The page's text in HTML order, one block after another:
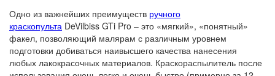
Одно из важнейших преимуществ ручного
краскопульта DeVilbiss GTi Pro – это «мягкий», «понятный»
факел, позволяющий малярам с различным уровнем
подготовки добиваться наивысшего качества нанесения
любых лакокрасочных материалов. Краскораспылитель после